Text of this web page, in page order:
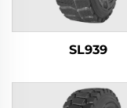
SL939